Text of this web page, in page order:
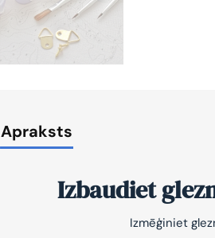
Apraksts
Izbaudiet
Izmēģiniet